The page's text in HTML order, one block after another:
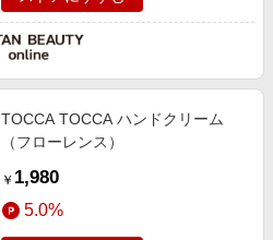
TOCCA TOCCA ハンドクリーム
（フローレンス）
￥ 1,980
5.0%